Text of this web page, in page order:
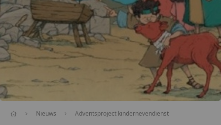
Nieuws Adventsproject kindernevendienst